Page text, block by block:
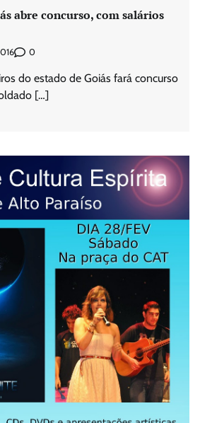
abre concurso, com salários
0
do estado de Goiás fará concurso
[…]